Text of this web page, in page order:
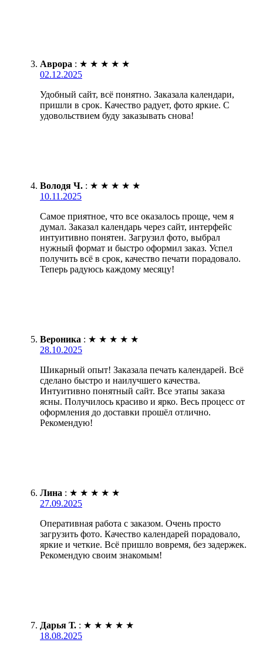
Аврора : ★ ★ ★ ★ ★
02.12.2025
Удобный сайт, всё понятно. Заказала календари,
пришли в срок. Качество радует, фото яркие. С
удовольствием буду заказывать снова!
Володя Ч. : ★ ★ ★ ★ ★
10.11.2025
Самое приятное, что все оказалось проще, чем я
думал. Заказал календарь через сайт, интерфейс
интуитивно понятен. Загрузил фото, выбрал
нужный формат и быстро оформил заказ. Успел
получить всё в срок, качество печати порадовало.
Теперь радуюсь каждому месяцу!
Вероника : ★ ★ ★ ★ ★
28.10.2025
Шикарный опыт! Заказала печать календарей. Всё
сделано быстро и наилучшего качества.
Интуитивно понятный сайт. Все этапы заказа
ясны. Получилось красиво и ярко. Весь процесс от
оформления до доставки прошёл отлично.
Рекомендую!
Лина : ★ ★ ★ ★ ★
27.09.2025
Оперативная работа с заказом. Очень просто
загрузить фото. Качество календарей порадовало,
яркие и четкие. Всё пришло вовремя, без задержек.
Рекомендую своим знакомым!
Дарья Т. : ★ ★ ★ ★ ★
18.08.2025